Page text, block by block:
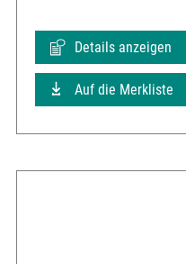
Details anzeigen
Auf die Merkliste